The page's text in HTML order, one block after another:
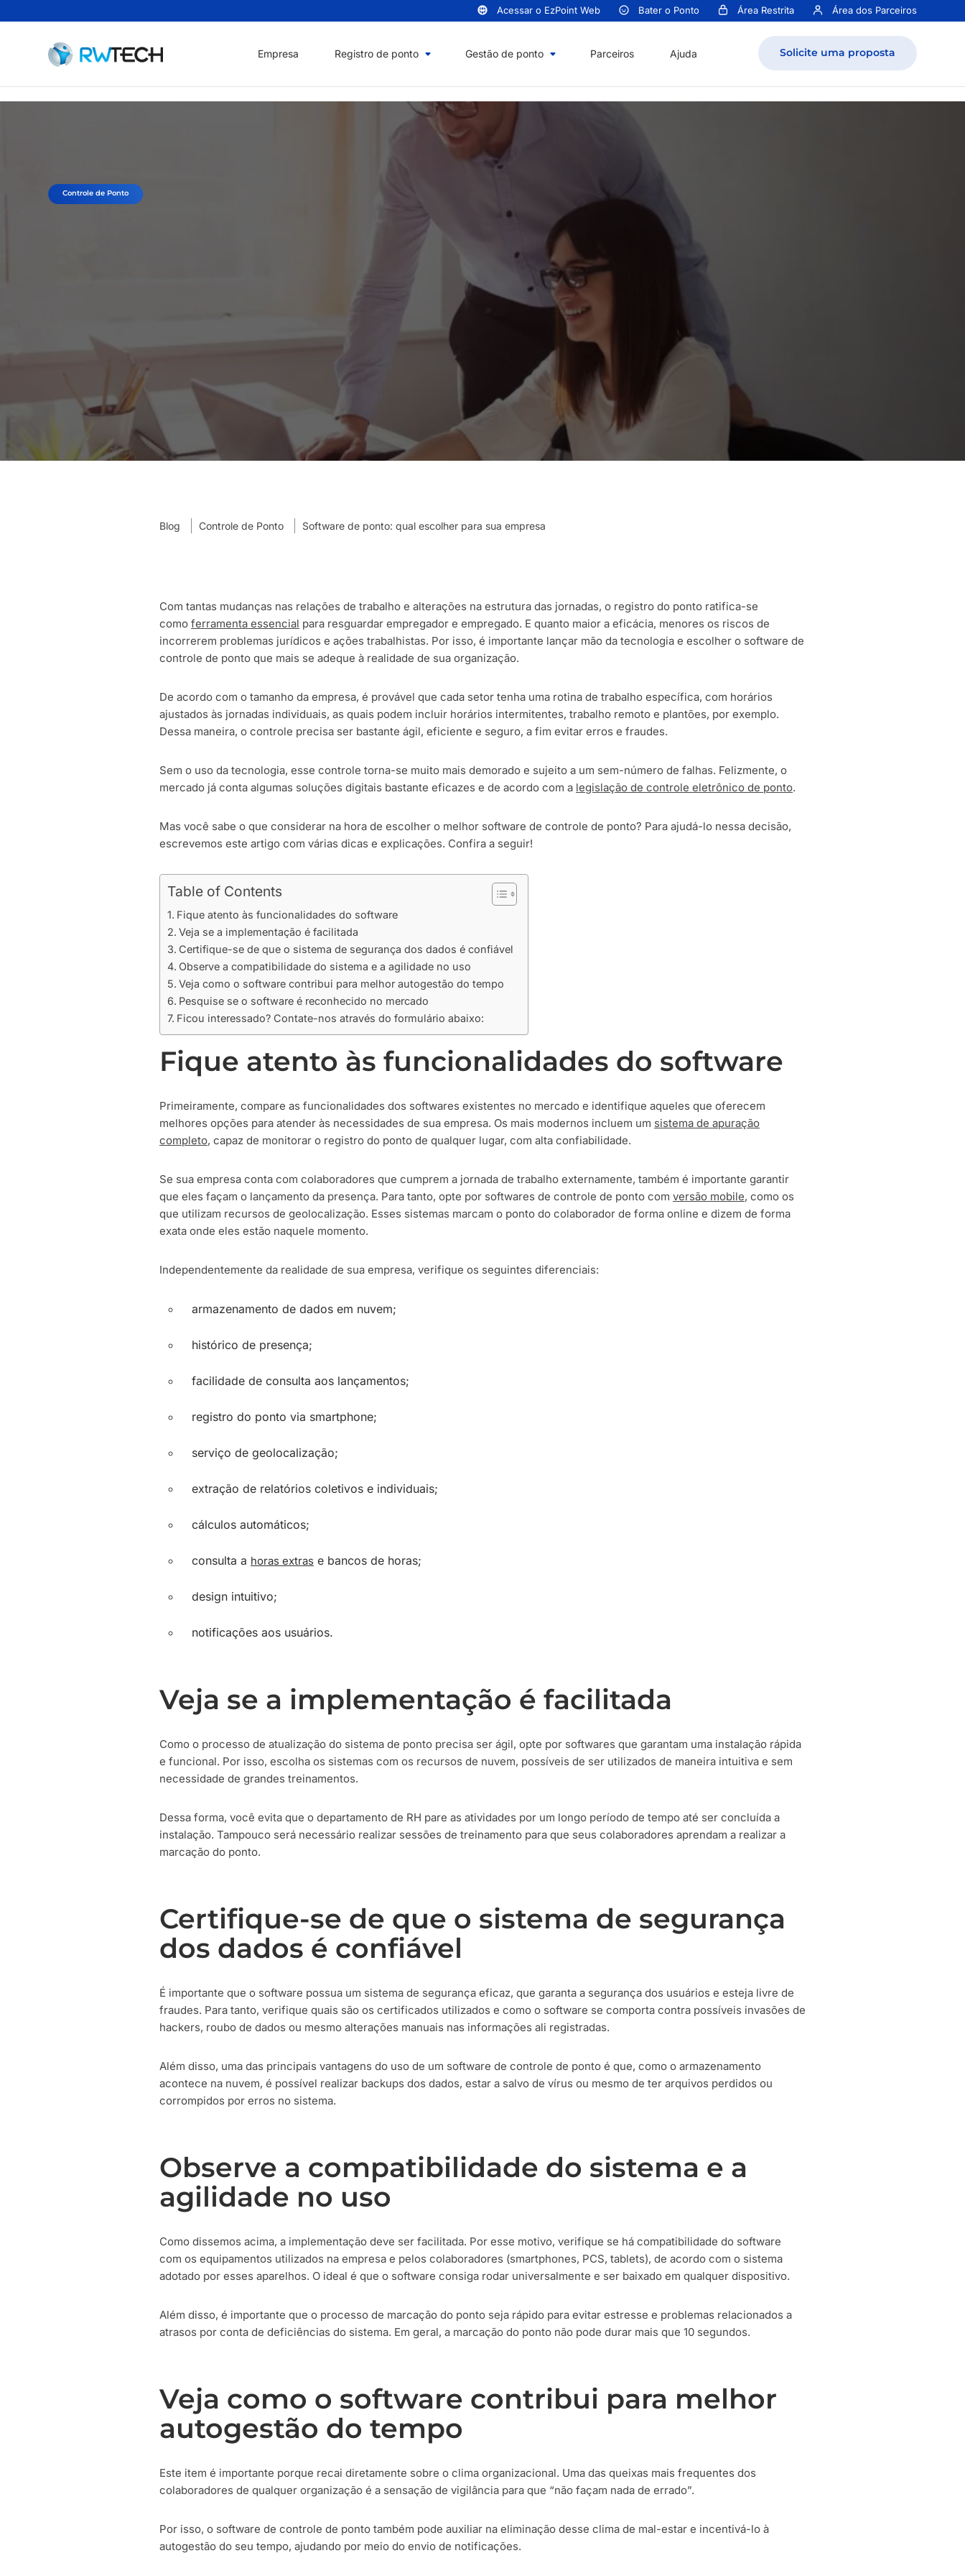
Acessar o EzPoint Web Bater o Ponto Área Restrita Área dos Parceiros
Solicite uma proposta
Empresa Registro de ponto Gestão de ponto Parceiros Ajuda
Controle de Ponto
Blog Controle de Ponto Software de ponto: qual escolher para sua empresa
Com tantas mudanças nas relações de trabalho e alterações na estrutura das jornadas, o registro do ponto ratifica-se
como ferramenta essencial para resguardar empregador e empregado. E quanto maior a eficácia, menores os riscos de
incorrerem problemas jurídicos e ações trabalhistas. Por isso, é importante lançar mão da tecnologia e escolher o software de
controle de ponto que mais se adeque à realidade de sua organização.
De acordo com o tamanho da empresa, é provável que cada setor tenha uma rotina de trabalho específica, com horários
ajustados às jornadas individuais, as quais podem incluir horários intermitentes, trabalho remoto e plantões, por exemplo.
Dessa maneira, o controle precisa ser bastante ágil, eficiente e seguro, a fim evitar erros e fraudes.
Sem o uso da tecnologia, esse controle torna-se muito mais demorado e sujeito a um sem-número de falhas. Felizmente, o
mercado já conta algumas soluções digitais bastante eficazes e de acordo com a legislação de controle eletrônico de ponto.
Mas você sabe o que considerar na hora de escolher o melhor software de controle de ponto? Para ajudá-lo nessa decisão,
escrevemos este artigo com várias dicas e explicações. Confira a seguir!
Table of Contents
Fique atento às funcionalidades do software
Veja se a implementação é facilitada
Certifique-se de que o sistema de segurança dos dados é confiável
Observe a compatibilidade do sistema e a agilidade no uso
Veja como o software contribui para melhor autogestão do tempo
Pesquise se o software é reconhecido no mercado
Ficou interessado? Contate-nos através do formulário abaixo:
Fique atento às funcionalidades do software
Primeiramente, compare as funcionalidades dos softwares existentes no mercado e identifique aqueles que oferecem
melhores opções para atender às necessidades de sua empresa. Os mais modernos incluem um sistema de apuração
completo, capaz de monitorar o registro do ponto de qualquer lugar, com alta confiabilidade.
Se sua empresa conta com colaboradores que cumprem a jornada de trabalho externamente, também é importante garantir
que eles façam o lançamento da presença. Para tanto, opte por softwares de controle de ponto com versão mobile, como os
que utilizam recursos de geolocalização. Esses sistemas marcam o ponto do colaborador de forma online e dizem de forma
exata onde eles estão naquele momento.
Independentemente da realidade de sua empresa, verifique os seguintes diferenciais:
armazenamento de dados em nuvem;
histórico de presença;
facilidade de consulta aos lançamentos;
registro do ponto via smartphone;
serviço de geolocalização;
extração de relatórios coletivos e individuais;
cálculos automáticos;
consulta a horas extras e bancos de horas;
design intuitivo;
notificações aos usuários.
Veja se a implementação é facilitada
Como o processo de atualização do sistema de ponto precisa ser ágil, opte por softwares que garantam uma instalação rápida
e funcional. Por isso, escolha os sistemas com os recursos de nuvem, possíveis de ser utilizados de maneira intuitiva e sem
necessidade de grandes treinamentos.
Dessa forma, você evita que o departamento de RH pare as atividades por um longo período de tempo até ser concluída a
instalação. Tampouco será necessário realizar sessões de treinamento para que seus colaboradores aprendam a realizar a
marcação do ponto.
Certifique-se de que o sistema de segurança
dos dados é confiável
É importante que o software possua um sistema de segurança eficaz, que garanta a segurança dos usuários e esteja livre de
fraudes. Para tanto, verifique quais são os certificados utilizados e como o software se comporta contra possíveis invasões de
hackers, roubo de dados ou mesmo alterações manuais nas informações ali registradas.
Além disso, uma das principais vantagens do uso de um software de controle de ponto é que, como o armazenamento
acontece na nuvem, é possível realizar backups dos dados, estar a salvo de vírus ou mesmo de ter arquivos perdidos ou
corrompidos por erros no sistema.
Observe a compatibilidade do sistema e a
agilidade no uso
Como dissemos acima, a implementação deve ser facilitada. Por esse motivo, verifique se há compatibilidade do software
com os equipamentos utilizados na empresa e pelos colaboradores (smartphones, PCS, tablets), de acordo com o sistema
adotado por esses aparelhos. O ideal é que o software consiga rodar universalmente e ser baixado em qualquer dispositivo.
Além disso, é importante que o processo de marcação do ponto seja rápido para evitar estresse e problemas relacionados a
atrasos por conta de deficiências do sistema. Em geral, a marcação do ponto não pode durar mais que 10 segundos.
Veja como o software contribui para melhor
autogestão do tempo
Este item é importante porque recai diretamente sobre o clima organizacional. Uma das queixas mais frequentes dos
colaboradores de qualquer organização é a sensação de vigilância para que “não façam nada de errado”.
Por isso, o software de controle de ponto também pode auxiliar na eliminação desse clima de mal-estar e incentivá-lo à
autogestão do seu tempo, ajudando por meio do envio de notificações.